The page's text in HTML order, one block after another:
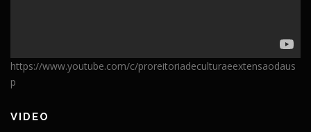
https://www.youtube.com/c/proreitoriadeculturaeextensaodaus
p
VIDEO